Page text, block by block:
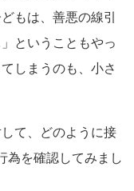
もは、善悪の線引
ということもやっ
しまうのも、小さ
て、どのように接
為を確認してみまし